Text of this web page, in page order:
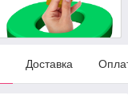
Доставка